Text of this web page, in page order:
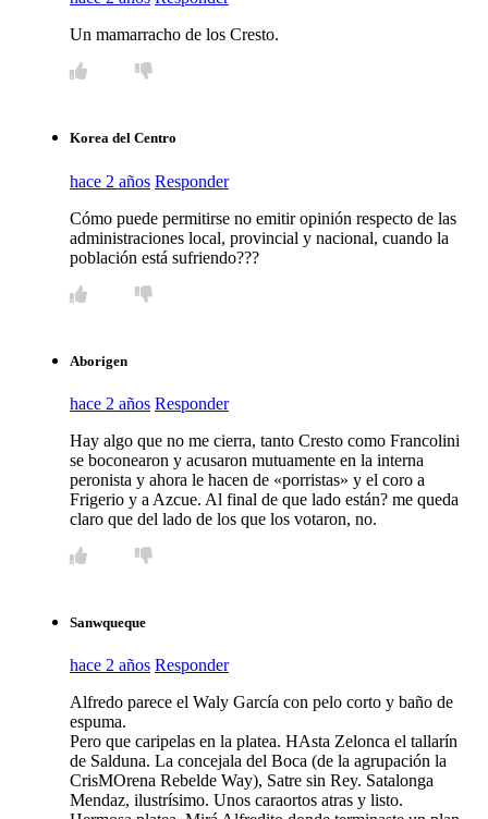
Un mamarracho de los Cresto.
Korea del Centro
hace 2 años Responder
Cómo puede permitirse no emitir opinión respecto de las
administraciones local, provincial y nacional, cuando la
población está sufriendo???
Aborigen
hace 2 años Responder
Hay algo que no me cierra, tanto Cresto como Francolini
se boconearon y acusaron mutuamente en la interna
peronista y ahora le hacen de «porristas» y el coro a
Frigerio y a Azcue. Al final de que lado están? me queda
claro que del lado de los que los votaron, no.
Sanwqueque
hace 2 años Responder
Alfredo parece el Waly García con pelo corto y baño de
espuma.
Pero que caripelas en la platea. HAsta Zelonca el tallarín
de Salduna. La concejala del Boca (de la agrupación la
CrisMOrena Rebelde Way), Satre sin Rey. Satalonga
Mendaz, ilustrísimo. Unos caraortos atras y listo.